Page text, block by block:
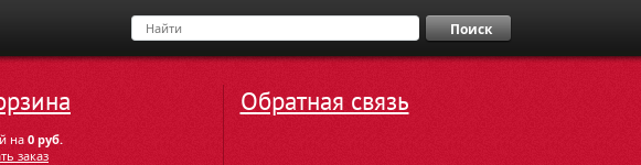
Поиск
на 0 руб.
заказ
Обратная связь